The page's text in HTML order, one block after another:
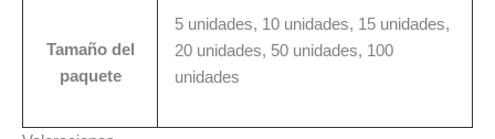
Tamaño del
paquete
5 unidades, 10 unidades, 15 unidades,
20 unidades, 50 unidades, 100
unidades